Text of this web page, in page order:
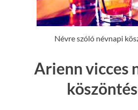
Névre szóló névnapi
Arienn vicces